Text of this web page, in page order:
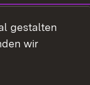
gestalten
wir